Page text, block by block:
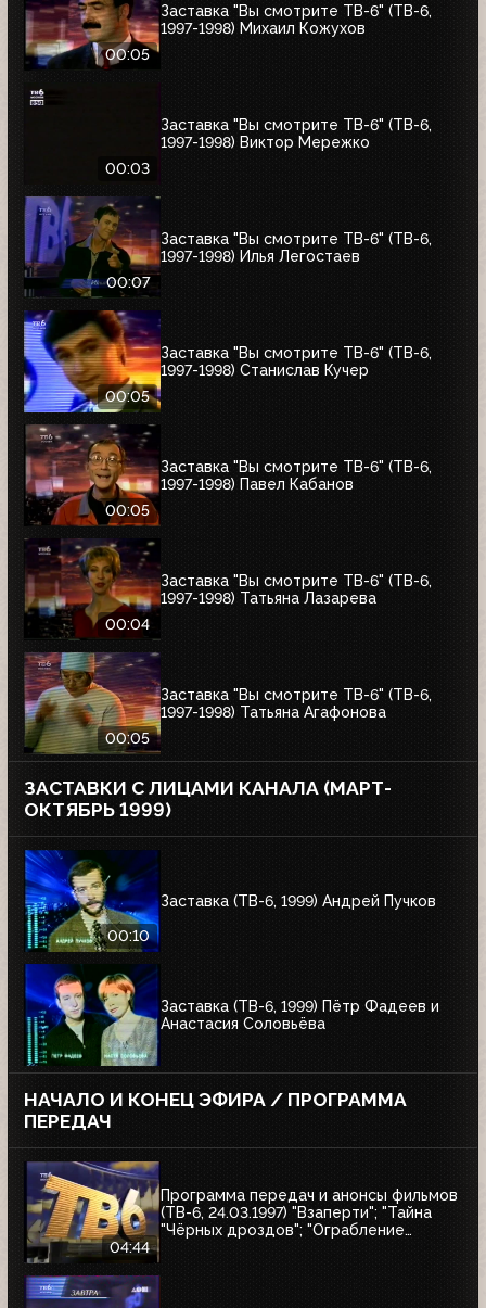
00:05
Заставка "Вы смотрите ТВ-6" (ТВ-6,
1997-1998) Михаил Кожухов
00:03
Заставка "Вы смотрите ТВ-6" (ТВ-6,
1997-1998) Виктор Мережко
00:07
Заставка "Вы смотрите ТВ-6" (ТВ-6,
1997-1998) Илья Легостаев
00:05
Заставка "Вы смотрите ТВ-6" (ТВ-6,
1997-1998) Станислав Кучер
00:05
Заставка "Вы смотрите ТВ-6" (ТВ-6,
1997-1998) Павел Кабанов
00:04
Заставка "Вы смотрите ТВ-6" (ТВ-6,
1997-1998) Татьяна Лазарева
00:05
Заставка "Вы смотрите ТВ-6" (ТВ-6,
1997-1998) Татьяна Агафонова
ЗАСТАВКИ С ЛИЦАМИ КАНАЛА (МАРТ-
ОКТЯБРЬ 1999)
00:10
Заставка (ТВ-6, 1999) Андрей Пучков
Заставка (ТВ-6, 1999) Пётр Фадеев и
Анастасия Соловьёва
НАЧАЛО И КОНЕЦ ЭФИРА / ПРОГРАММА
ПЕРЕДАЧ
04:44
Программа передач и анонсы фильмов
(ТВ-6, 24.03.1997) "Взаперти"; "Тайна
"Чёрных дроздов"; "Ограбление